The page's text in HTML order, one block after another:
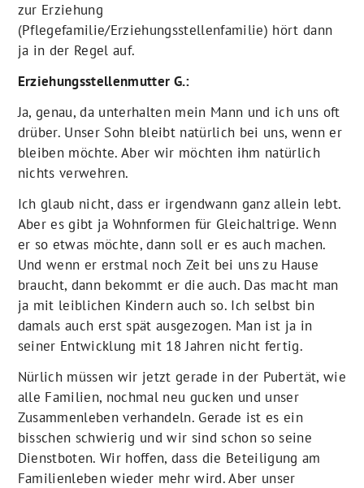
zur Erziehung
(Pflegefamilie/Erziehungsstellenfamilie) hört dann
ja in der Regel auf.
Erziehungsstellenmutter G.:
Ja, genau, da unterhalten mein Mann und ich uns oft
drüber. Unser Sohn bleibt natürlich bei uns, wenn er
bleiben möchte. Aber wir möchten ihm natürlich
nichts verwehren.
Ich glaub nicht, dass er irgendwann ganz allein lebt.
Aber es gibt ja Wohnformen für Gleichaltrige. Wenn
er so etwas möchte, dann soll er es auch machen.
Und wenn er erstmal noch Zeit bei uns zu Hause
braucht, dann bekommt er die auch. Das macht man
ja mit leiblichen Kindern auch so. Ich selbst bin
damals auch erst spät ausgezogen. Man ist ja in
seiner Entwicklung mit 18 Jahren nicht fertig.
Nürlich müssen wir jetzt gerade in der Pubertät, wie
alle Familien, nochmal neu gucken und unser
Zusammenleben verhandeln. Gerade ist es ein
bisschen schwierig und wir sind schon so seine
Dienstboten. Wir hoffen, dass die Beteiligung am
Familienleben wieder mehr wird. Aber unser